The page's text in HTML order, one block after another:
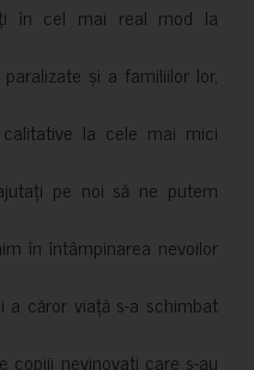
în cel mai real mod la
și a familiilor lor,
la cele mai mici
pe noi să ne putem
în întâmpinarea nevoilor
căror viață s-a schimbat
copiii nevinovati care s-au